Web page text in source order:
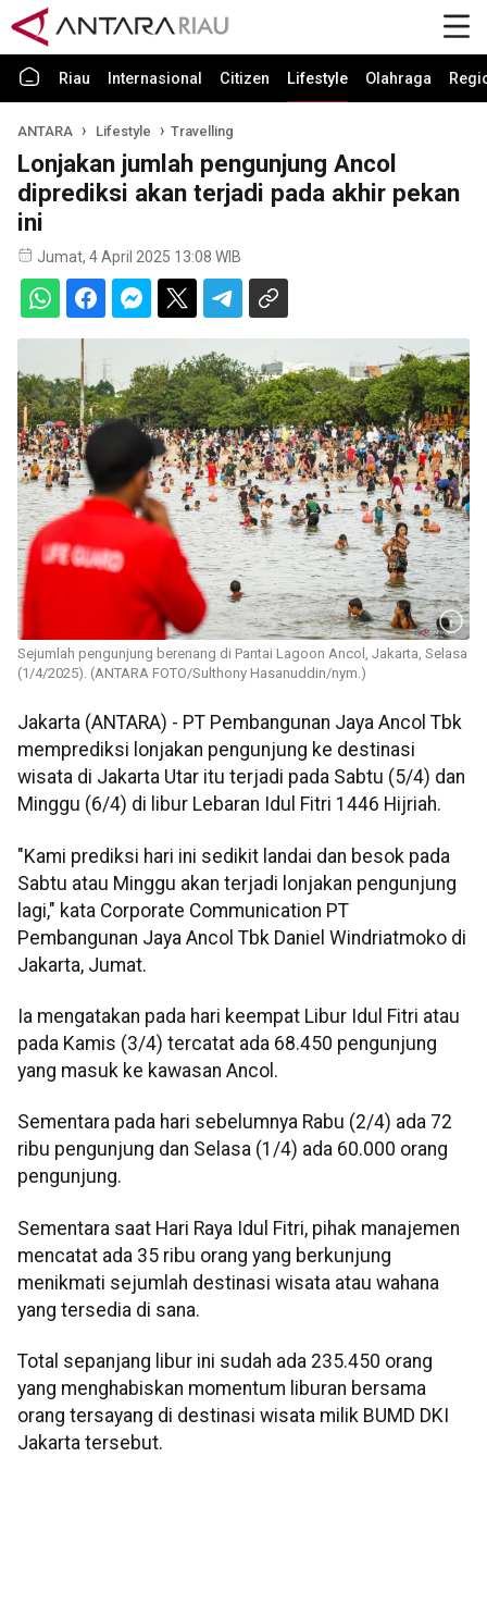
Riau Internasional Citizen Lifestyle Olahraga
ANTARA Lifestyle Travelling
Lonjakan jumlah pengunjung Ancol
diprediksi akan terjadi pada akhir pekan
ini
Jumat, 4 April 2025 13:08 WIB
Sejumlah pengunjung berenang di Pantai Lagoon Ancol, Jakarta, Selasa
(1/4/2025). (ANTARA FOTO/Sulthony Hasanuddin/nym.)
Jakarta (ANTARA) - PT Pembangunan Jaya Ancol Tbk
memprediksi lonjakan pengunjung ke destinasi
wisata di Jakarta Utar itu terjadi pada Sabtu (5/4) dan
Minggu (6/4) di libur Lebaran Idul Fitri 1446 Hijriah.
"Kami prediksi hari ini sedikit landai dan besok pada
Sabtu atau Minggu akan terjadi lonjakan pengunjung
lagi," kata Corporate Communication PT
Pembangunan Jaya Ancol Tbk Daniel Windriatmoko di
Jakarta, Jumat.
Ia mengatakan pada hari keempat Libur Idul Fitri atau
pada Kamis (3/4) tercatat ada 68.450 pengunjung
yang masuk ke kawasan Ancol.
Sementara pada hari sebelumnya Rabu (2/4) ada 72
ribu pengunjung dan Selasa (1/4) ada 60.000 orang
pengunjung.
Sementara saat Hari Raya Idul Fitri, pihak manajemen
mencatat ada 35 ribu orang yang berkunjung
menikmati sejumlah destinasi wisata atau wahana
yang tersedia di sana.
Total sepanjang libur ini sudah ada 235.450 orang
yang menghabiskan momentum liburan bersama
orang tersayang di destinasi wisata milik BUMD DKI
Jakarta tersebut.